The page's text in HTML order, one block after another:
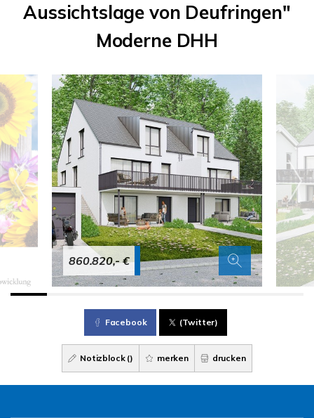
Aussichtslage von Deufringen"
Moderne DHH
860.820,- €
Facebook (Twitter)
Notizblock () merken drucken